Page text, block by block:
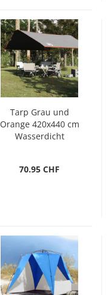
Tarp Grau und
Orange 420x440 cm
Wasserdicht
70.95 CHF